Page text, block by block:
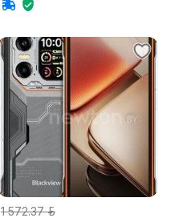
1 572.37 р.